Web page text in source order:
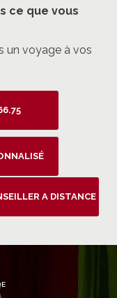
ce que vous
un voyage à vos
A DISTANCE